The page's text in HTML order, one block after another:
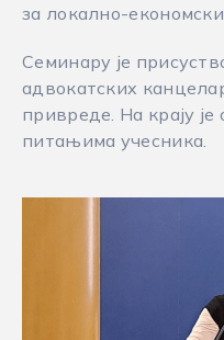
за локално-економски
Семинару је
адвокатских
привреде. На крају
питањима учесника.